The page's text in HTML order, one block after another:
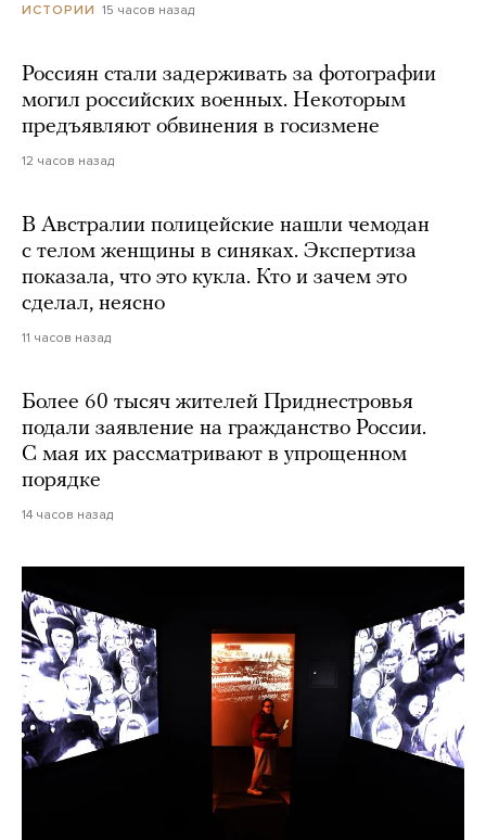
ИСТОРИИ 15 часов назад
Россиян стали задерживать за фотографии
могил российских военных. Некоторым
предъявляют обвинения в госизмене
12 часов назад
В Австралии полицейские нашли чемодан
с телом женщины в синяках. Экспертиза
показала, что это кукла. Кто и зачем это
сделал, неясно
11 часов назад
Более 60 тысяч жителей Приднестровья
подали заявление на гражданство России.
С мая их рассматривают в упрощенном
порядке
14 часов назад